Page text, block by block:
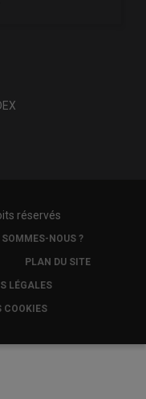
réservés
SOMMES-NOUS ?
PLAN DU SITE
LÉGALES
COOKIES